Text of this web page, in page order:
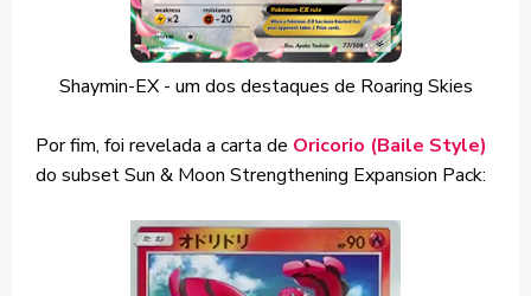
Shaymin-EX - um dos destaques de Roaring Skies
Por fim, foi revelada a carta de Oricorio (Baile Style)
do subset Sun & Moon Strengthening Expansion Pack: